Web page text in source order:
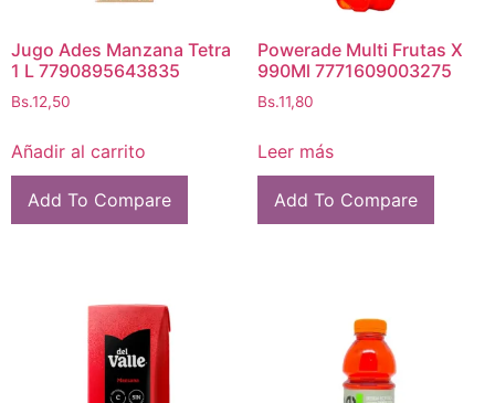
Jugo Ades Manzana Tetra
1 L 7790895643835
Bs.12,50
Añadir al carrito
Add To Compare
Powerade Multi Frutas X
990Ml 7771609003275
Bs.11,80
Leer más
Add To Compare